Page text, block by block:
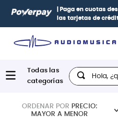
| Paga en cuotas
las tarjetas de
Hola, ¿qué
ORDENAR POR PRECIO:
MAYOR A MENOR